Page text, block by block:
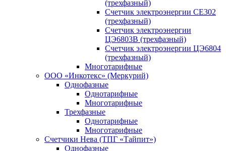
(трехфазный)
Счетчик электроэнергии CE302
(трехфазный)
Счетчик электроэнергии
ЦЭ6803В (трехфазный)
Счетчик электроэнергии ЦЭ6804
(трехфазный)
Многотарифные
ООО «Инкотекс» (Меркурий)
Однофазные
Однотарифные
Многотарифные
Трехфазные
Однотарифные
Многотарифные
Счетчики Нева (ТПГ «Тайпит»)
Однофазные